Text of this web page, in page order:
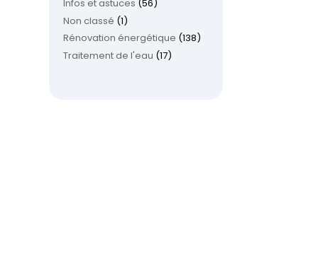
Infos et astuces (56)
Non classé (1)
Rénovation énergétique (138)
Traitement de l'eau (17)